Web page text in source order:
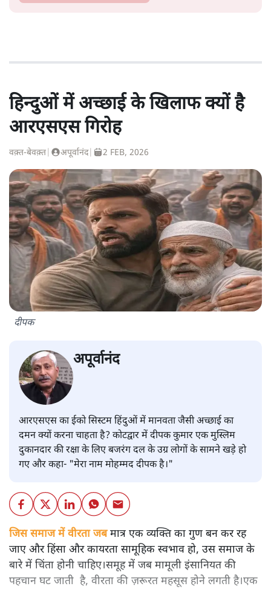
हिन्दुओं में अच्छाई के खिलाफ क्यों है
आरएसएस गिरोह
वक़्त-बेवक़्त अपूर्वानंद| 2 FEB, 2026
दीपक
अपूर्वानंद
आरएसएस का ईको सिस्टम हिंदुओं में मानवता जैसी अच्छाई का
दमन क्यों करना चाहता है? कोटद्वार में दीपक कुमार एक मुस्लिम
दुकानदार की रक्षा के लिए बजरंग दल के उग्र लोगों के सामने खड़े हो
गए और कहा- "मेरा नाम मोहम्मद दीपक है।"
जिस समाज में वीरता जबमात्र एक व्यक्ति का गुण बन कर रह
जाए और हिंसा और कायरता सामूहिक स्वभाव हो, उस समाज के
बारे में चिंता होनी चाहिए।समूह में जब मामूली इंसानियत की
पहचान घट जाती है, वीरता की ज़रूरत महसूस होने लगती है।एक